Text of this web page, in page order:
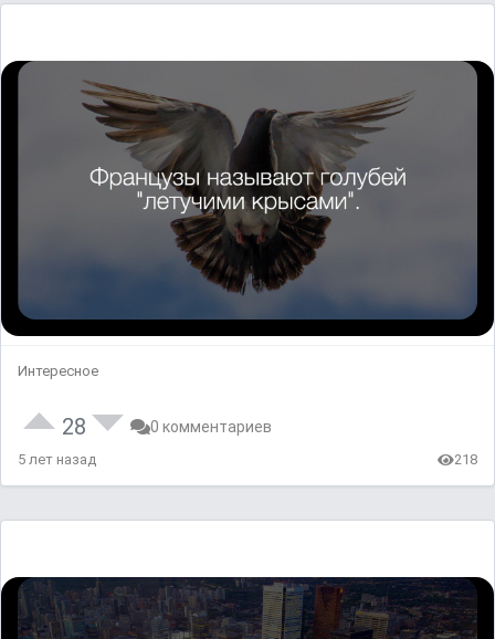
Интересное
28 0 комментариев
5 лет назад 218